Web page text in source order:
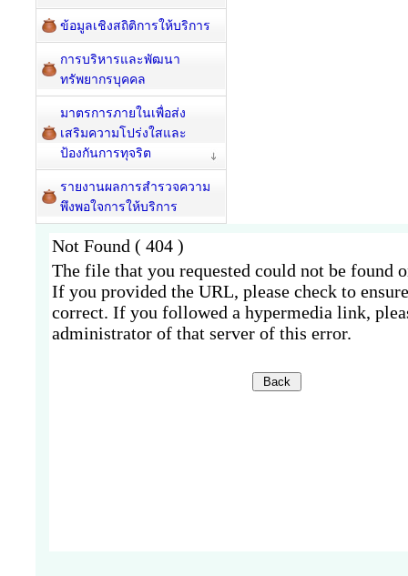
ข้อมูลเชิงสถิติการให้บริการ
การบริหารและพัฒนา
ทรัพยากรบุคคล
มาตรการภายในเพื่อส่ง
เสริมความโปร่งใสและ
ป้องกันการทุจริต
รายงานผลการสำรวจความ
พึงพอใจการให้บริการ